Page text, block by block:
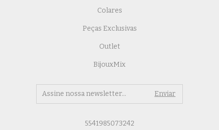
Colares
Peças Exclusivas
Outlet
BijouxMix
5541985073242